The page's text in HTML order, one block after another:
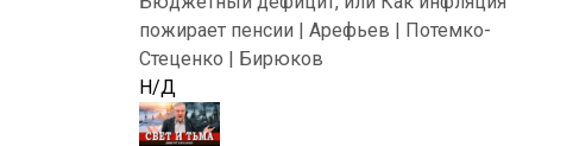
пожирает пенсии | Арефьев | Потемко-
Стеценко | Бирюков
Н/Д